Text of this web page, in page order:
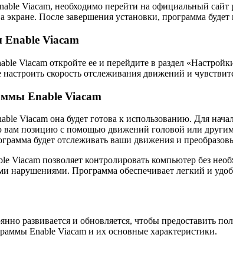
Viacam, необходимо перейти на официальный
экране. После завершения установки, программа
Viacam
Viacam откройте ее и перейдите в раздел
скорость отслеживания движений и
Enable Viacam
Viacam она будет готова к использованию. Для
вам позицию с помощью движений головой или
будет отслеживать ваши движения и
Viacam позволяет контролировать компьютер без
нарушениями. Программа обеспечивает легкий и
развивается и обновляется, чтобы предоставить
Enable Viacam и их основные характеристики.